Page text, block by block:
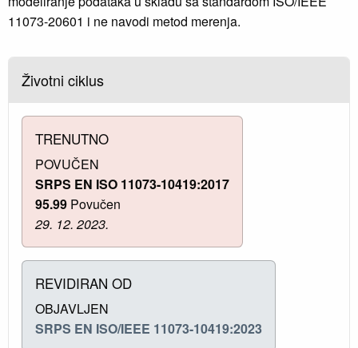
11073-20601 i ne navodi metod merenja.
Životni ciklus
TRENUTNO
POVUČEN
SRPS EN ISO 11073-10419:2017
95.99 Povučen
29. 12. 2023.
REVIDIRAN OD
OBJAVLJEN
SRPS EN ISO/IEEE 11073-10419:2023